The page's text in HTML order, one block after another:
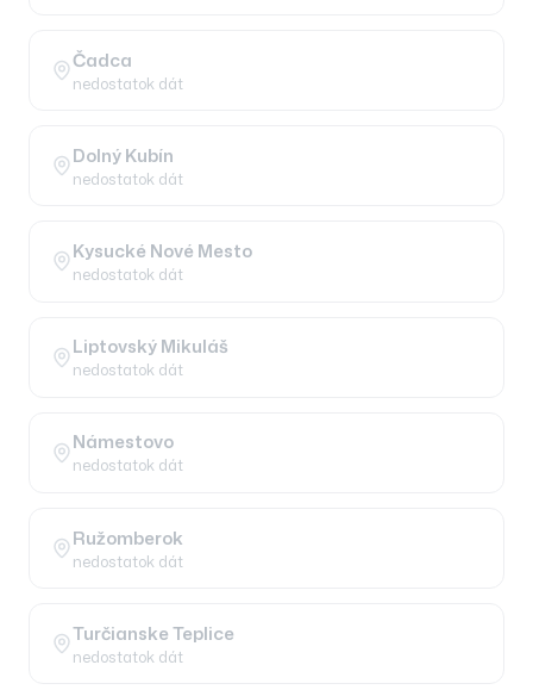
Čadca
nedostatok dát
Dolný Kubín
nedostatok dát
Kysucké Nové Mesto
nedostatok dát
Liptovský Mikuláš
nedostatok dát
Námestovo
nedostatok dát
Ružomberok
nedostatok dát
Turčianske Teplice
nedostatok dát